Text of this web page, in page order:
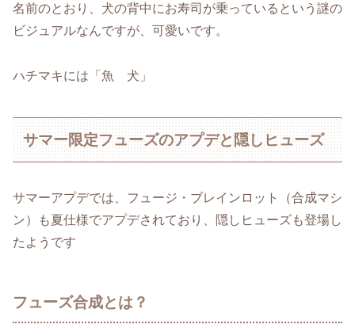
名前のとおり、犬の背中にお寿司が乗っているという謎の
ビジュアルなんですが、可愛いです。
ハチマキには「魚 犬」
サマー限定フューズのアプデと隠しヒューズ
サマーアプデでは、フュージ・ブレインロット（合成マシ
ン）も夏仕様でアプデされており、隠しヒューズも登場し
たようです
フューズ合成とは？